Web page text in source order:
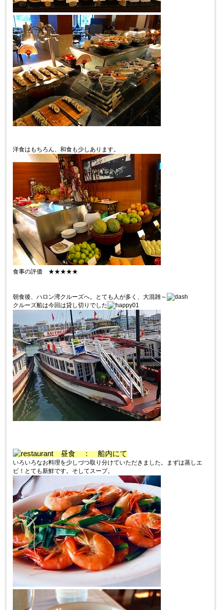
洋食はもちろん、和食も少しあります。
食事の評価 ★★★★★
朝食後、ハロン湾クルーズへ。とても人が多く、大混雑～
クルーズ船は今回は貸し切りでした
昼食 ： 船内にて
いろいろなお料理を少しづつ取り分けていただきました。まずは蒸しエ
ビ！とても新鮮です。そしてスープ。